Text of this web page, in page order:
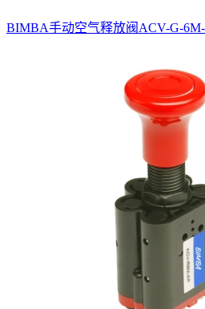
BIMBA手动空气释放阀ACV-G-